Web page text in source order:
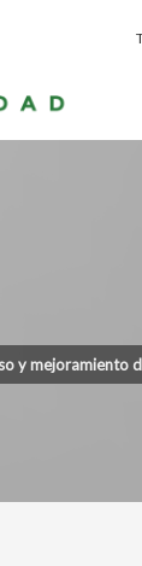
y mejoramiento